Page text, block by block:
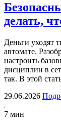
делать,
Деньги уходят
автомате.
настроить
дисциплин в
так. В этой
29.06.2026
7 мин